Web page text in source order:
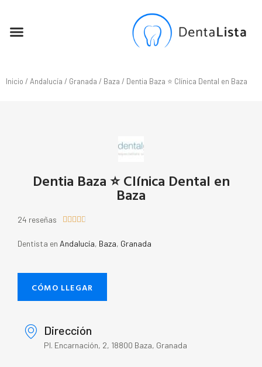
Inicio / Andalucía / Granada / Baza / Dentia Baza ⭐ Clínica Dental en Baza
Dentia Baza ⭐ Clínica Dental en
Baza
24 reseñas     
Dentista en Andalucía, Baza, Granada
CÓMO LLEGAR
Dirección
Pl. Encarnación, 2, 18800 Baza, Granada